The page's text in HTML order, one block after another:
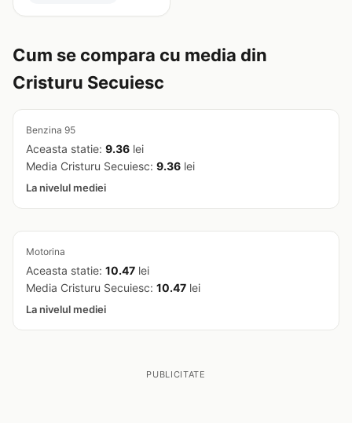
Cum se compara cu media din
Cristuru Secuiesc
Benzina 95
Aceasta statie: 9.36 lei
Media Cristuru Secuiesc: 9.36 lei
La nivelul mediei
Motorina
Aceasta statie: 10.47 lei
Media Cristuru Secuiesc: 10.47 lei
La nivelul mediei
PUBLICITATE